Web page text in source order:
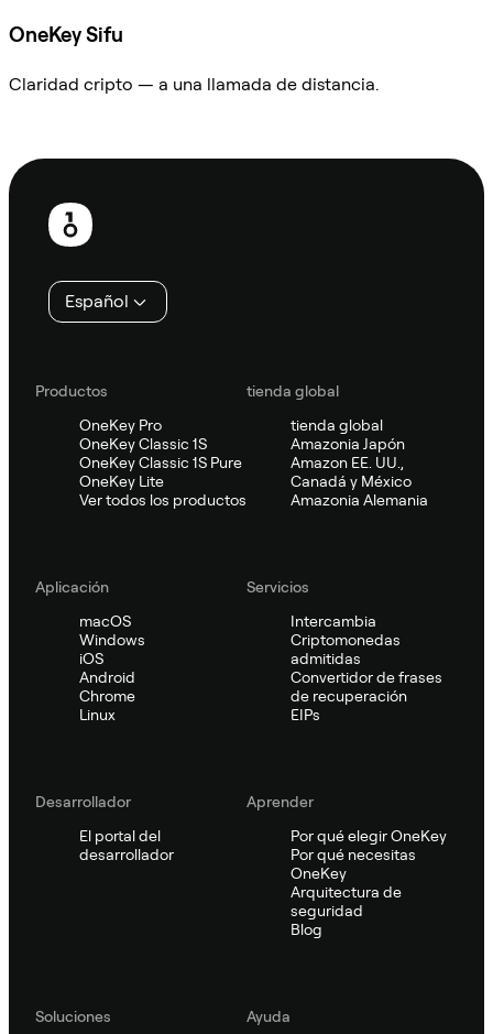
OneKey Sifu
Claridad cripto — a una llamada de distancia.
Pie
página
Español
Productos
OneKey Pro
OneKey Classic 1S
OneKey Classic 1S Pure
OneKey Lite
Ver todos los productos
tienda global
tienda global
Amazonia Japón
Amazon EE. UU.,
Canadá y México
Amazonia Alemania
Aplicación
macOS
Windows
iOS
Android
Chrome
Linux
Servicios
Intercambia
Criptomonedas
admitidas
Convertidor de frases
de recuperación
EIPs
Desarrollador
El portal del
desarrollador
Aprender
Por qué elegir OneKey
Por qué necesitas
OneKey
Arquitectura de
seguridad
Blog
Soluciones Ayuda